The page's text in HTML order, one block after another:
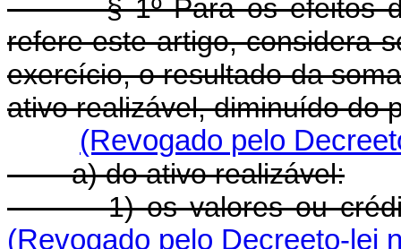
§ 1º Para os efeitos do
refere este artigo, considera-
exercício, o resultado da
ativo realizável, diminuído do
(Revogado pelo
a) do ativo realizável:
1) os valores ou
(Revogado pelo Decreeto-lei